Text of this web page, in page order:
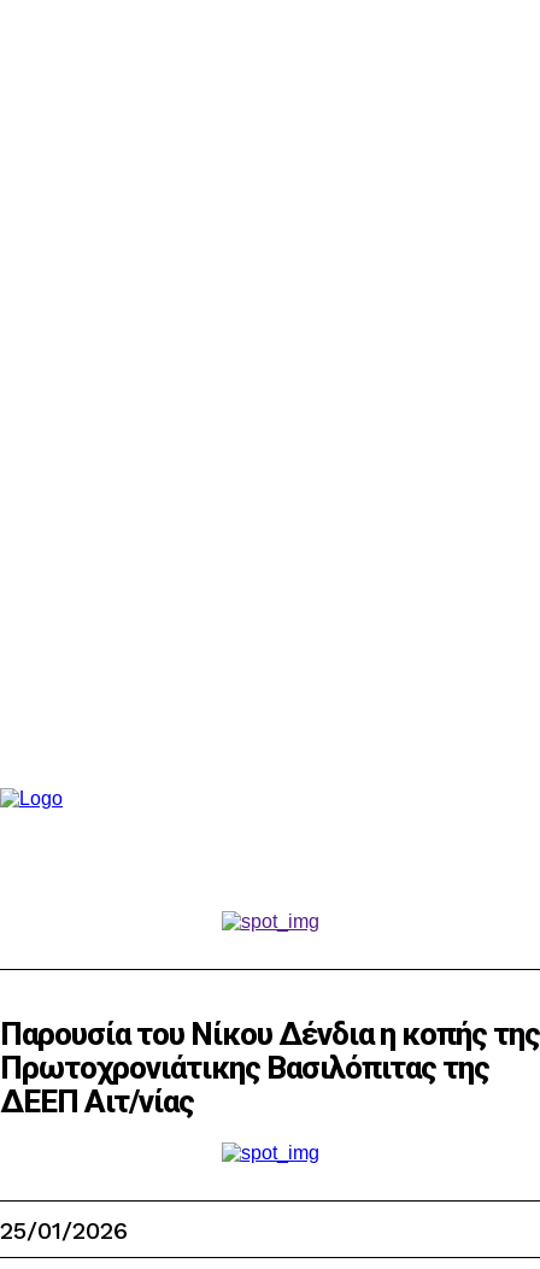
Παρουσία του Νίκου Δένδια η κοπής της
Πρωτοχρονιάτικης Βασιλόπιτας της
ΔΕΕΠ Αιτ/νίας
25/01/2026